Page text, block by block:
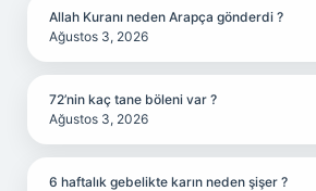
Allah Kuranı neden Arapça gönderdi ?
Ağustos 3, 2026
72’nin kaç tane böleni var ?
Ağustos 3, 2026
6 haftalık gebelikte karın neden şişer ?